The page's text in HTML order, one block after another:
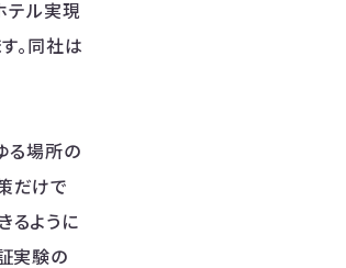
テル実現
。同社は
る場所の
だけで
るように
実験の